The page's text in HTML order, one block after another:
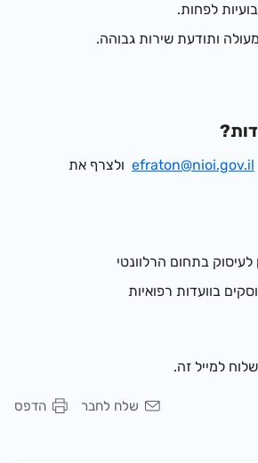
ותודעת שירות גבוהה.
ולצרף את
בתחום הרלוונטי
בוועדות רפואיות
למייל זה.
הדפס
שלח לחבר